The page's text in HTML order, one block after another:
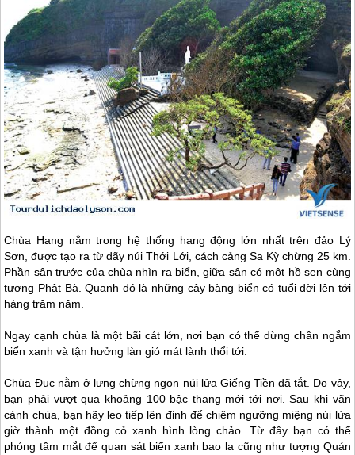
Chùa Hang nằm trong hệ thống hang động lớn nhất trên đảo Lý
Sơn, được tạo ra từ dãy núi Thới Lới, cách cảng Sa Kỳ chừng 25 km.
Phần sân trước của chùa nhìn ra biển, giữa sân có một hồ sen cùng
tượng Phật Bà. Quanh đó là những cây bàng biển có tuổi đời lên tới
hàng trăm năm.
Ngay cạnh chùa là một bãi cát lớn, nơi bạn có thể dừng chân ngắm
biển xanh và tận hưởng làn gió mát lành thổi tới.
Chùa Đục nằm ở lưng chừng ngọn núi lửa Giếng Tiền đã tắt. Do vậy,
bạn phải vượt qua khoảng 100 bậc thang mới tới nơi. Sau khi vãn
cảnh chùa, bạn hãy leo tiếp lên đỉnh để chiêm ngưỡng miệng núi lửa
giờ thành một đồng cỏ xanh hình lòng chảo. Từ đây bạn có thể
phóng tầm mắt để quan sát biển xanh bao la cũng như tượng Quán